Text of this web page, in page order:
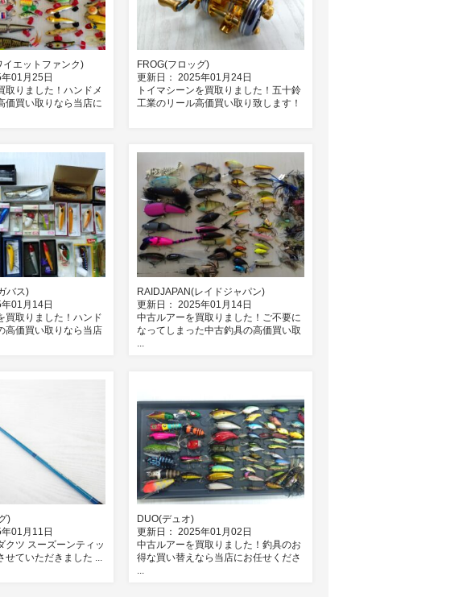
エットファンク)
01月25日
取りました！ハンドメ
価買い取りなら当店に
FROG(フロッグ)
更新日： 2025年01月24日
トイマシーンを買取りました！五十鈴
工業のリール高価買い取り致します！
バス)
01月14日
買取りました！ハンド
高価買い取りなら当店
RAIDJAPAN(レイドジャパン)
更新日： 2025年01月14日
中古ルアーを買取りました！ご不要に
なってしまった中古釣具の高価買い取
...
)
01月11日
クツ スーズーンティッ
せていただきました ...
DUO(デュオ)
更新日： 2025年01月02日
中古ルアーを買取りました！釣具のお
得な買い替えなら当店にお任せくださ
...